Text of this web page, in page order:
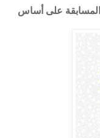
المسابقة على أساس